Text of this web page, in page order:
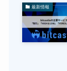
最新情報